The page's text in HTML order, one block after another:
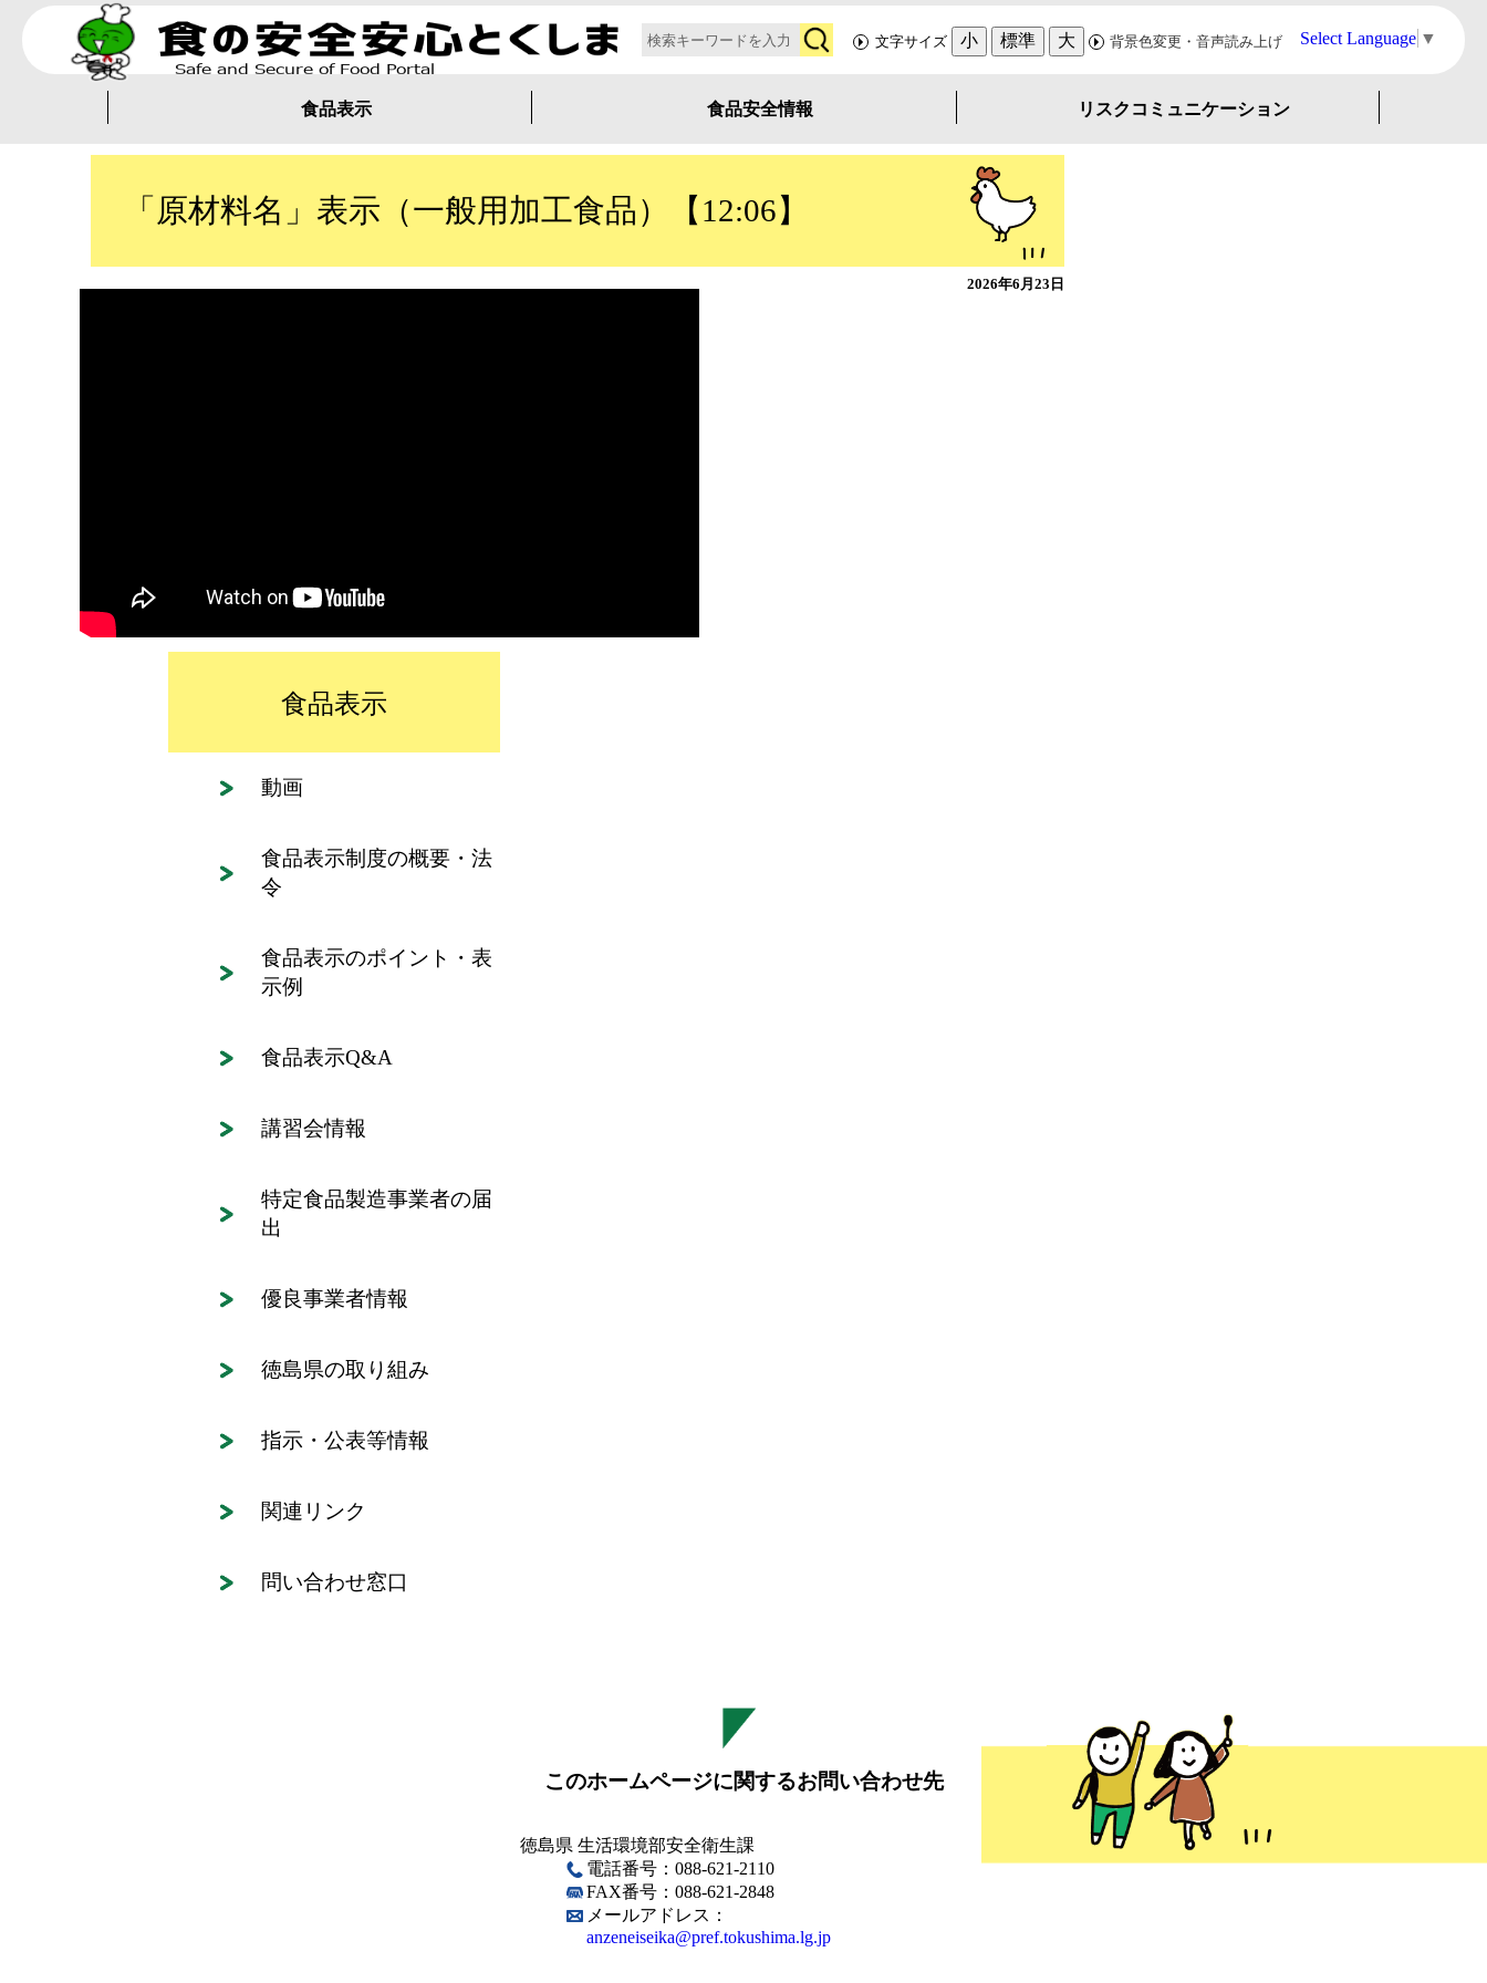
検
索
文字サイズ 小 標準 大 背景色変更・音声読み上げ Select Language ▼
食品表示 食品安全情報 リスクコミュニケーション
「原材料名」表示（一般用加工食品）【12:06】
2026年6月23日
食品表示
動画
食品表示制度の概要・法
令
食品表示のポイント・表
示例
食品表示Q&A
講習会情報
特定食品製造事業者の届
出
優良事業者情報
徳島県の取り組み
指示・公表等情報
関連リンク
問い合わせ窓口
このホームページに関するお問い合わせ先
徳島県 生活環境部安全衛生課
電話番号：088-621-2110
FAX番号：088-621-2848
メールアドレス：
anzeneiseika@pref.tokushima.lg.jp